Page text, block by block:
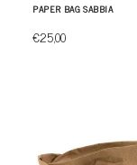
PAPER BAG SABBIA
€25,00